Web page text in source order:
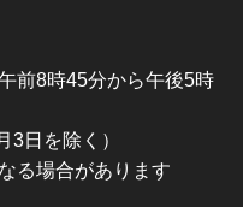
前8時45分から午後5時
3日を除く）
る場合があります